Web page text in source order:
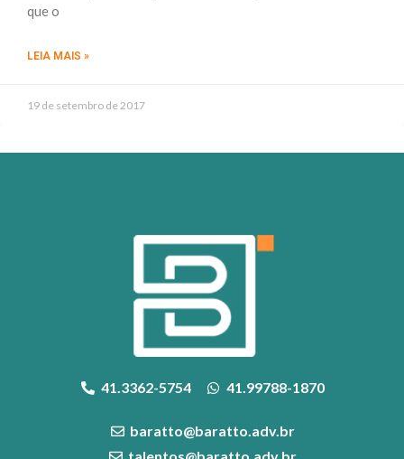
que o
LEIA MAIS »
19 de setembro de 2017
41.3362-5754 41.99788-1870
baratto@baratto.adv.br